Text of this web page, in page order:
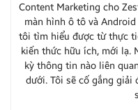
Content Marketing cho
màn hình ô tô và
tôi tìm hiểu được từ thực
kiến thức hữu ích, mới lạ.
kỳ thông tin nào liên
dưới. Tôi sẽ cố gắng giải